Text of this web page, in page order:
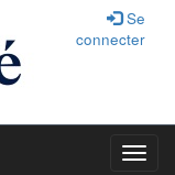
Se
connecter